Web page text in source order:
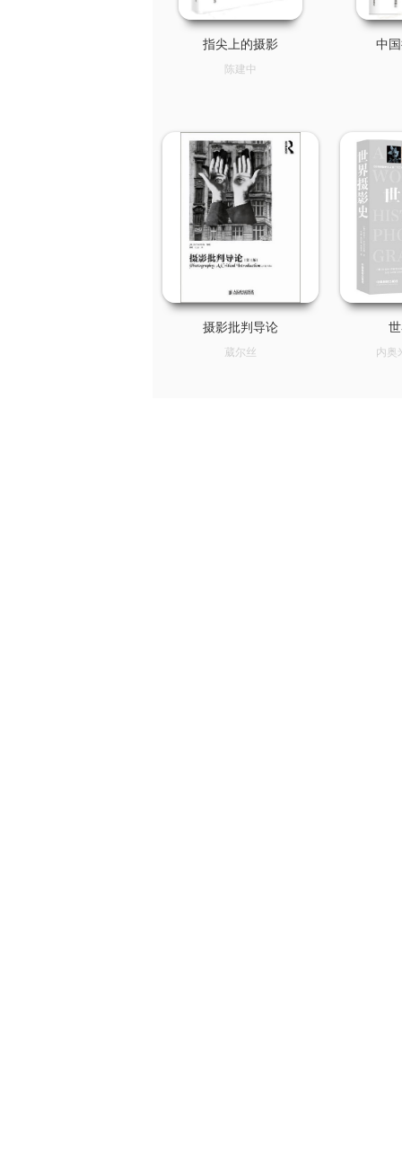
指尖上的摄影
陈建中
中
摄影批判导论
葳尔丝 内奥